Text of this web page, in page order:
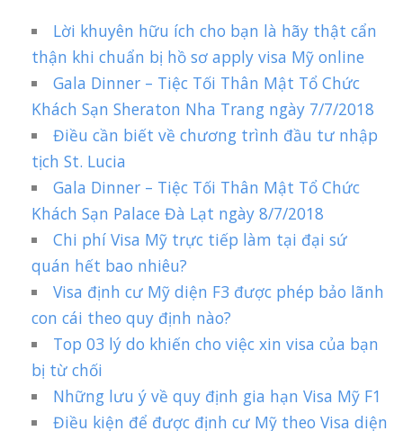
Lời khuyên hữu ích cho bạn là hãy thật cẩn
thận khi chuẩn bị hồ sơ apply visa Mỹ online
Gala Dinner – Tiệc Tối Thân Mật Tổ Chức
Khách Sạn Sheraton Nha Trang ngày 7/7/2018
Điều cần biết về chương trình đầu tư nhập
tịch St. Lucia
Gala Dinner – Tiệc Tối Thân Mật Tổ Chức
Khách Sạn Palace Đà Lạt ngày 8/7/2018
Chi phí Visa Mỹ trực tiếp làm tại đại sứ
quán hết bao nhiêu?
Visa định cư Mỹ diện F3 được phép bảo lãnh
con cái theo quy định nào?
Top 03 lý do khiến cho việc xin visa của bạn
bị từ chối
Những lưu ý về quy định gia hạn Visa Mỹ F1
Điều kiện để được định cư Mỹ theo Visa diện